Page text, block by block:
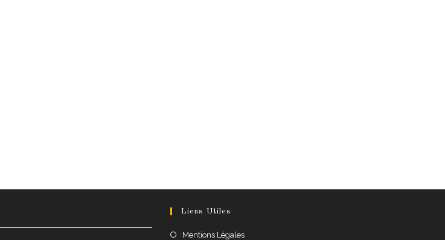
Liens Utiles
Mentions LégalesS’ouvre